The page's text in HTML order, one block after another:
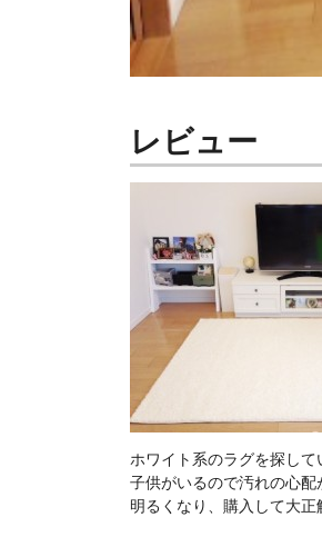
レビュー
ホワイト系のラグを探して
子供がいるので汚れの心
明るくなり、購入して大正